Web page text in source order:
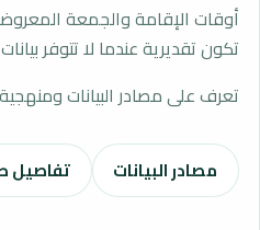
أوقات الإقامة والجمعة
تكون تقديرية عندما لا تتوفر
تعرف على مصادر البيانات
مصادر البيانات تفاصيل